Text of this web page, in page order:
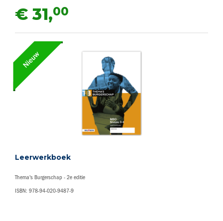
€ 31,00
Leerwerkboek
Thema's Burgerschap - 2e editie
ISBN: 978-94-020-9487-9